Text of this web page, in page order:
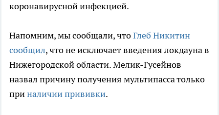
коронавирусной инфекцией.
Напомним, мы сообщали, чтоГлеб Никитин
сообщил, что не исключает введения локдауна в
Нижегородской области. Мелик-Гусейнов
назвал причину получения мультипасса только
приналичии прививки.